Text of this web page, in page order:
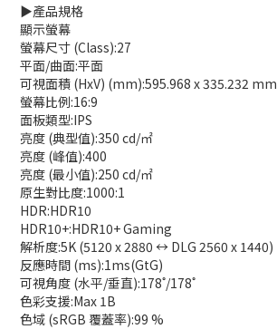
▶️產品規格
顯示螢幕
螢幕尺寸 (Class):27
平面/曲面:平面
可視面積 (HxV) (mm):595.968 x 335.232 mm
螢幕比例:16:9
面板類型:IPS
亮度 (典型值):350 cd/㎡
亮度 (峰值):400
亮度 (最小值):250 cd/㎡
原生對比度:1000:1
HDR:HDR10
HDR10+:HDR10+ Gaming
解析度:5K (5120 x 2880 ↔ DLG 2560 x 1440)
反應時間 (ms):1ms(GtG)
可視角度 (水平/垂直):178˚/178˚
色彩支援:Max 1B
色域 (sRGB 覆蓋率):99 %